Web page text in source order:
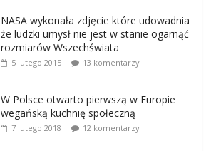
NASA wykonała zdjęcie które udowadnia
że ludzki umysł nie jest w stanie ogarnąć
rozmiarów Wszechświata
5 lutego 2015 13 komentarzy
W Polsce otwarto pierwszą w Europie
wegańską kuchnię społeczną
7 lutego 2018 12 komentarzy